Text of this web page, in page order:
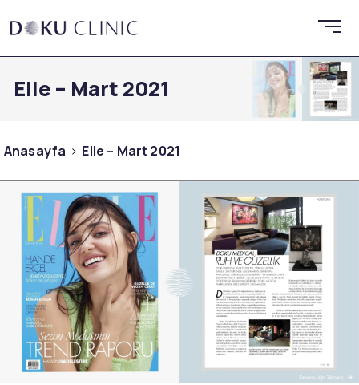
Elle – Mart 2021
Anasayfa Elle – Mart 2021